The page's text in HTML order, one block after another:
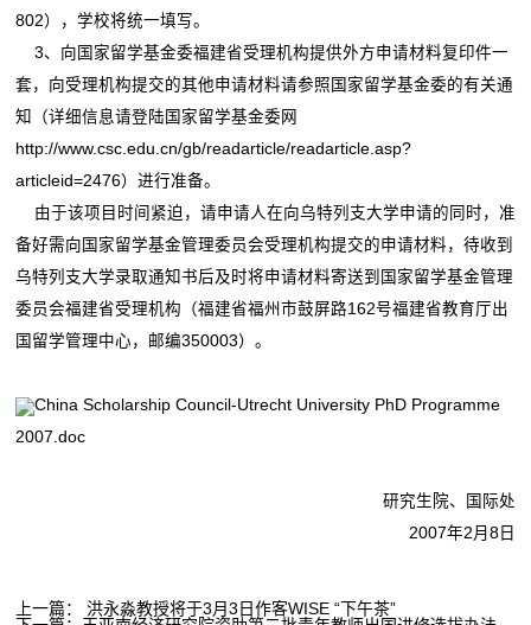
802），学校将统一填写。
3、向国家留学基金委福建省受理机构提供外方申请材料复印件一
套，向受理机构提交的其他申请材料请参照国家留学基金委的有关通
知（详细信息请登陆国家留学基金委网
http://www.csc.edu.cn/gb/readarticle/readarticle.asp?
articleid=2476）进行准备。
由于该项目时间紧迫，请申请人在向乌特列支大学申请的同时，准
备好需向国家留学基金管理委员会受理机构提交的申请材料，待收到
乌特列支大学录取通知书后及时将申请材料寄送到国家留学基金管理
委员会福建省受理机构（福建省福州市鼓屏路162号福建省教育厅出
国留学管理中心，邮编350003）。
China Scholarship Council-Utrecht University PhD Programme
2007.doc
研究生院、国际处
2007年2月8日
上一篇： 洪永淼教授将于3月3日作客WISE “下午茶”